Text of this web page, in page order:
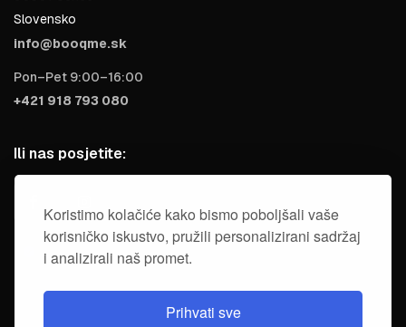
Koristimo kolačiće kako bismo poboljšali vaše
korisničko iskustvo, pružili personalizirani sadržaj
i analizirali naš promet.
Prihvati sve
Slovensko
info@booqme.sk
Pon–Pet 9:00–16:00
+421 918 793 080
Ili nas posjetite: